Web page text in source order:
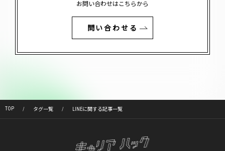
お問い合わせはこちらから
問い合わせる
TOP タグ一覧 LINEに関する記事一覧